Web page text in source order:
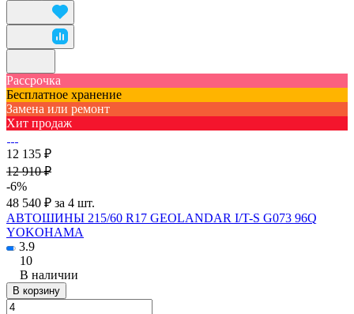
Рассрочка
Бесплатное хранение
Замена или ремонт
Хит продаж
12 135 ₽
12 910 ₽
-6%
48 540 ₽ за 4 шт.
АВТОШИНЫ 215/60 R17 GEOLANDAR I/T-S G073 96Q
YOKOHAMA
3.9
10
В наличии
В корзину